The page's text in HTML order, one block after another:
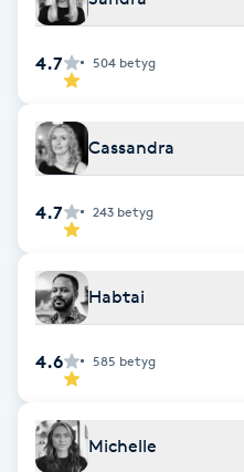
Face framing
Faceliftmassage
Fet hårbotten
Fettreducering
Fibromassage
Fillers
Fotmassage
4.7 504 betyg
Cassandra
4.7 243 betyg
Habtai
4.6 585 betyg
Michelle